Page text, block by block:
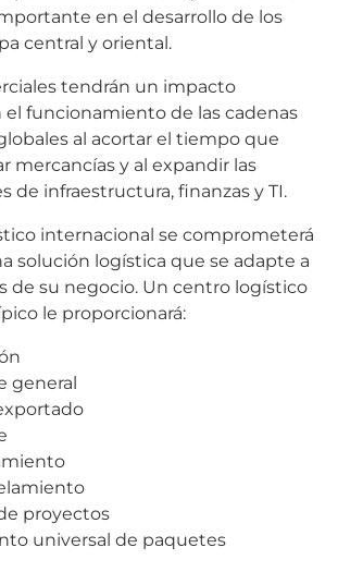
en el desarrollo de los
central y oriental.
tendrán un impacto
funcionamiento de las cadenas
al acortar el tiempo que
mercancías y al expandir las
de infraestructura, finanzas y TI.
internacional se comprometerá
solución logística que se adapte a
de su negocio. Un centro logístico
le proporcionará:
general
proyectos
universal de paquetes